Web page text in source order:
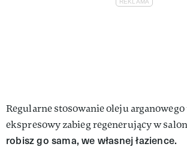
Regularne stosowanie oleju
ekspresowy zabieg regenerujący w
robisz go sama, we własnej łazience.